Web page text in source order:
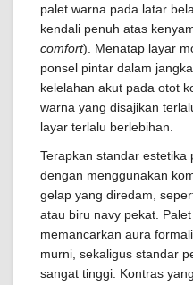
palet warna pada latar
kendali penuh atas
comfort). Menatap layar
ponsel pintar dalam
kelelahan akut pada otot
warna yang disajikan
layar terlalu berlebihan.
Terapkan standar estetika
dengan menggunakan
gelap yang diredam,
atau biru navy pekat.
memancarkan aura
murni, sekaligus standar
sangat tinggi. Kontras